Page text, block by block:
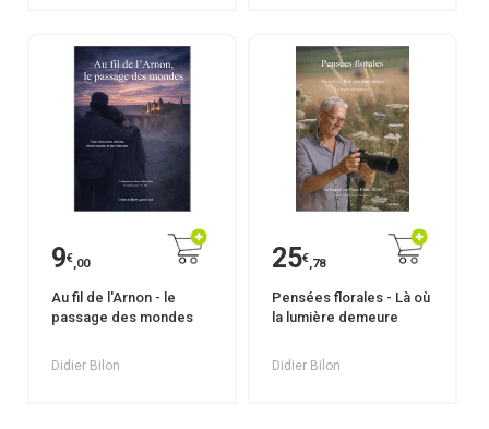
9€,00
Au fil de l'Arnon - le
passage des mondes
Didier Bilon
25€,78
Pensées florales - Là où
la lumière demeure
Didier Bilon